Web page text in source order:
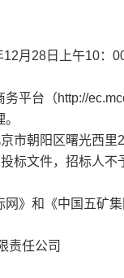
12月28日 上午10：
平台（http://
市朝阳区曙光西里
标文件，招标人不
》 和《中国五矿
责任公司